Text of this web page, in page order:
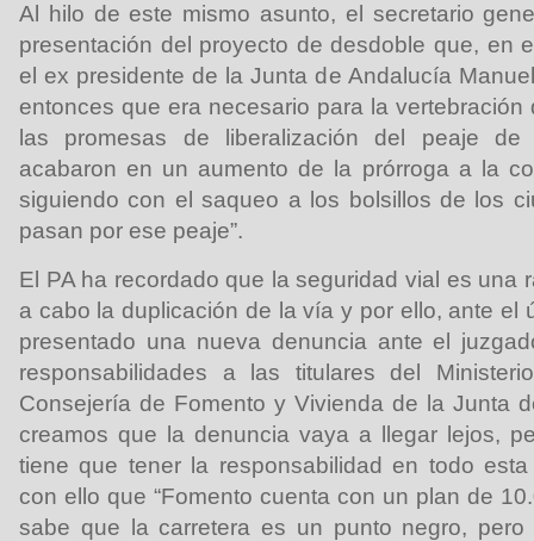
Al hilo de este mismo asunto, el secretario
presentación del proyecto de desdoble que, en
el ex presidente de la Junta de Andalucía
entonces que era necesario para la vertebración
las promesas de liberalización del peaje
acabaron en un aumento de la prórroga a la
siguiendo con el saqueo a los bolsillos de los
pasan por ese peaje”.
El PA ha recordado que la seguridad vial es una
a cabo la duplicación de la vía y por ello, ante el
presentado una nueva denuncia ante el
responsabilidades a las titulares del
Consejería de Fomento y Vivienda de la Junta
creamos que la denuncia vaya a llegar lejos,
tiene que tener la responsabilidad en todo esta
con ello que “Fomento cuenta con un plan de
sabe que la carretera es un punto negro, pero